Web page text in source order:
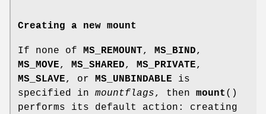
Creating a new mount
If none of MS_REMOUNT, MS_BIND,
MS_MOVE, MS_SHARED, MS_PRIVATE,
MS_SLAVE, or MS_UNBINDABLE is
specified in mountflags, then mount ()
performs its default action: creating